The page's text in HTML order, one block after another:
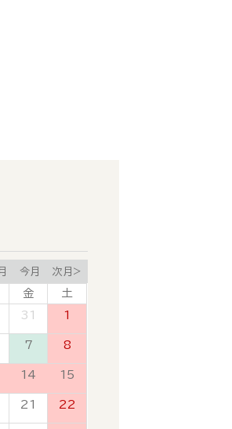
今月 次月>
金
土
31 1
7 8
14 15
21 22